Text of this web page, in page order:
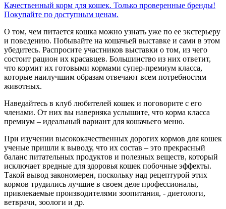
Качественный корм для кошек. Только проверенные бренды!
Покупайте по доступным ценам.
О том, чем питается кошка можно узнать уже по ее экстерьеру
и поведению. Побывайте на кошачьей выставке и сами в этом
убедитесь. Распросите участников выставки о том, из чего
состоит рацион их красавцев. Большинство из них ответит,
что кормит их готовыми кормами супер-премиум класса,
которые наилучшим образам отвечают всем потребностям
животных.
Наведайтесь в клуб любителей кошек и поговорите с его
членами. От них вы наверняка услышите, что корма класса
премиум – идеальный вариант для кошачьего меню.
При изучении высококачественных дорогих кормов для кошек
ученые пришли к выводу, что их состав – это прекрасный
баланс питательных продуктов и полезных веществ, который
исключает вредные для здоровья кошек побочные эффекты.
Такой вывод закономерен, поскольку над рецептурой этих
кормов трудились лучшие в своем деле профессионалы,
привлекаемые производителями зоопитания, - диетологи,
ветврачи, зоологи и др.